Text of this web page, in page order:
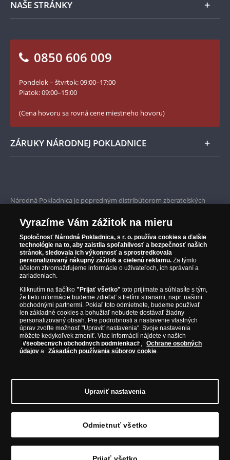
táto strana mince
100. výročie vzniku Česko-Slovenska
Numizmatické novinky
NAŠE STRÁNKY
Blog Pokladnica mincí
Facebook Národnej Pokladnice
YouTube Národnej Pokladnice
0850 606 009
Pondelok – štvrtok: 09:00–17:00
Piatok: 09:00–15:00
(Cena hovoru sa rovná cene miestneho hovoru)
ZÁRUKY NÁRODNEJ POKLADNICE
Iba originálne produkty
Národná Pokladnica je popredným distribútorom zberateľských
od roku 2010.
Národná Pokladnica je oficiálnym distribútorom numizmatických
emisií z viac ako 50 krajín, vrátane známych mincovní a emitentov
ako je Britská kráľovská mincovňa, Kráľovská kanadská mincovňa,
Parížska mincovňa, Nórska mincovňa, Fínska mincovňa alebo
Austrálska mincovňa Perth. Spoločnosť svojim zákazníkom a
zberateľom garantuje, že všetky produkty sú v originálnej a v
autentickosti.
Bratislava 811 07, Tel.: 0850 606 009E-mail: info@narodnapokladnica.sk,
odkaz
Vyrazíme Vám zážitok na mieru
Spoločnosť Národná Pokladnica, s r. o. používa cookies a ďalšie
technológie na to, aby zaistila spoľahlivosť a bezpečnosť našich
stránok, sledovala ich výkonnosť a sprostredkovala
personalizovaný nákupný zážitok a cielenú reklamu. Za týmto
účelom zhromažďujeme informácie o užívateľoch, ich správaní a
zariadeniach.
Kliknutím na tlačítko"Prijať všetko" toto prijímate a súhlasíte s tým,
že tieto informácie budeme zdieľať s tretími stranami, napr. našimi
obchodnými partnermi. Pokiaľ toto odmietnete, budeme používať
len základné cookies a bohužiaľ nebudete dostávať žiadny
personalizovaný obsah. Pre podrobnosti a nastavenie vlastných
úprav zvoľte možnosť "Upraviť nastavenia". Svoje nastavenia
môžete kedykoľvek zmeniť. Viac informácií nájdete v našich
Všeobecných obchodných podmienkach ,
Ochrane osobných
údajov a Zásadách používania súborov cookie.
Upraviť nastavenia
Odmietnuť všetko
Prijať všetko